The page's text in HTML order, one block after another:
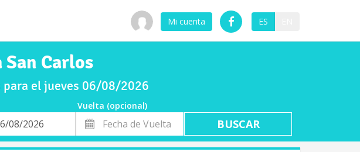
Mi cuenta ES
San Carlos
para el jueves 06/08/2026
Vuelta (opcional)
Fecha
de
Vuelta